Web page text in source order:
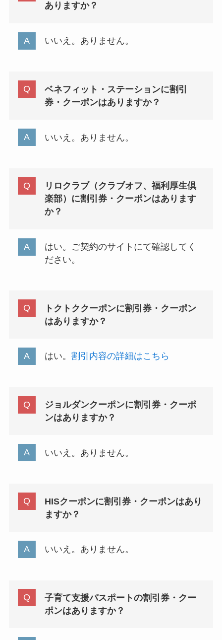
ありますか？
いいえ。ありません。
ベネフィット・ステーションに割引
券・クーポンはありますか？
いいえ。ありません。
リロクラブ（クラブオフ、福利厚生倶
楽部）に割引券・クーポンはあります
か？
はい。ご契約のサイトにて確認してく
ださい。
トクトククーポンに割引券・クーポン
はありますか？
はい。 割引内容の詳細はこちら
ジョルダンクーポンに割引券・クーポ
ンはありますか？
いいえ。ありません。
HISクーポンに割引券・クーポンはあり
ますか？
いいえ。ありません。
子育て支援パスポートの割引券・クー
ポンはありますか？